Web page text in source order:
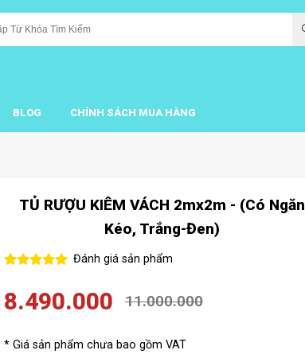
BLOG CHÍNH SÁCH MUA HÀNG
TỦ RƯỢU KIÊM VÁCH 2mx2m - (Có Ngăn
Kéo, Trắng-Đen)
Đánh giá sản phẩm
8.490.000 11.000.000
* Giá sản phẩm chưa bao gồm VAT